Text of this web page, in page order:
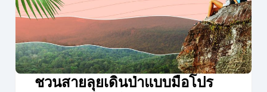
ชวนสายลุยเดินป่าแบบมือโปร